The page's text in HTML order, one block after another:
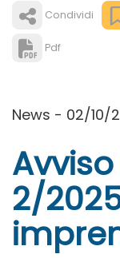
Condividi
Pdf
News - 02/10/
2/